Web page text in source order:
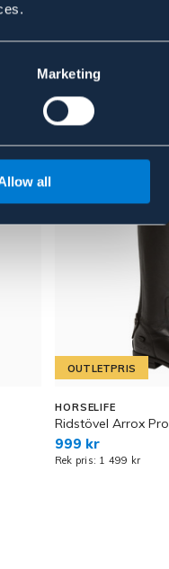
Marketing
all
OUTLETPRIS
HORSELIFE
Ridstövel Arrox Pro
999 kr
Rek pris: 1 499 kr